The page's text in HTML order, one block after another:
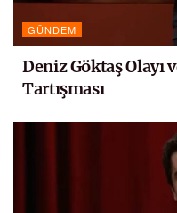
GÜNDEM
Deniz Göktaş Olayı
Tartışması